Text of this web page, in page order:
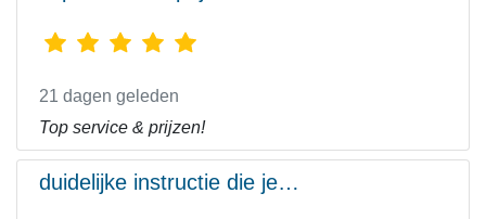
21 dagen geleden
Top service & prijzen!
duidelijke instructie die je…